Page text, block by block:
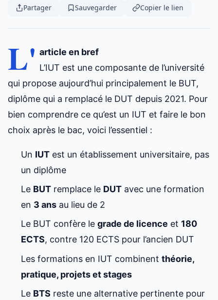
Partager Sauvegarder Copier le lien
L' article en bref
L’IUT est une composante de l’université
qui propose aujourd’hui principalement le BUT,
diplôme qui a remplacé le DUT depuis 2021. Pour
bien comprendre ce qu’est un IUT et faire le bon
choix après le bac, voici l’essentiel :
Un IUT est un établissement universitaire, pas
un diplôme
Le BUT remplace le DUT avec une formation
en 3 ans au lieu de 2
Le BUT confère le grade de licence et 180
ECTS, contre 120 ECTS pour l’ancien DUT
Les formations en IUT combinent théorie,
pratique, projets et stages
Le BTS reste une alternative pertinente pour